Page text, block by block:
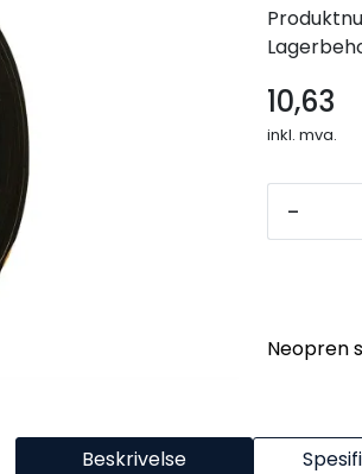
10,63
inkl. mva.
-
Neopren
Beskrivelse